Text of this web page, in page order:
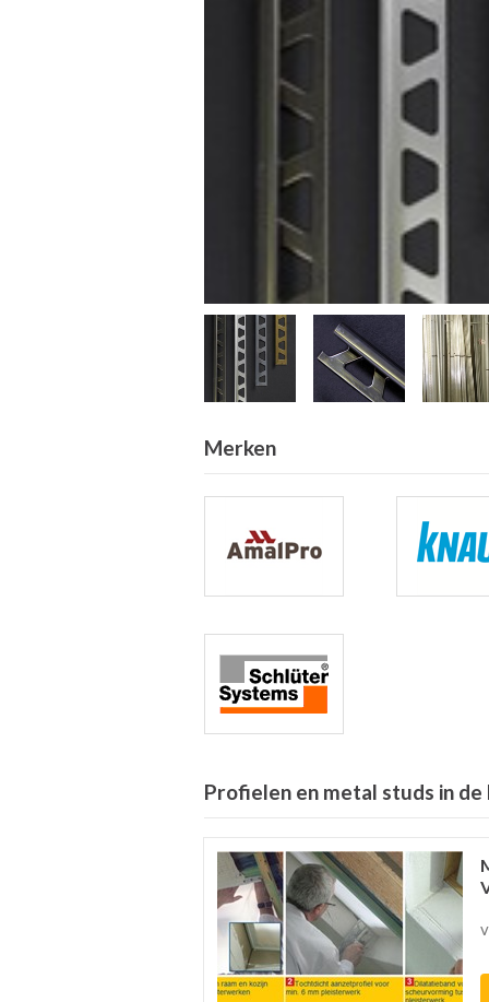
Merken
Profielen en metal studs in de